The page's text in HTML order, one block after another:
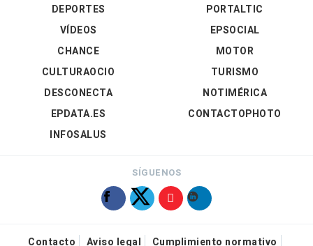
DEPORTES
VÍDEOS
PORTALTIC
EPSOCIAL
CHANCE
CULTURAOCIO
DESCONECTA
EPDATA.ES
INFOSALUS
MOTOR
TURISMO
NOTIMÉRICA
CONTACTOPHOTO
SÍGUENOS
Contacto Aviso legal Cumplimiento normativo